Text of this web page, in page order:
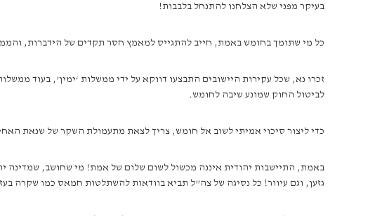
בעיקר מפני שלא הצלחנו להתנחל בלבבות!
כל מי שתומך בחומש באמת, חייב להתגייס למאמץ חסר תקדים של הידברות,
זכרו נא, שכל עקירות היישובים התבצעו דווקא על ידי ממשלות ‘ימין’, בעוד
לביטול החוק שמונע שיבה לחומש.
כדי ליצור סיכוי אמיתי לשוב אל חומש, צריך לצאת מתעמולת השקר של שנאת
באמת, התיישבות יהודית איננה מכשול לשום שלום של אמת! מי שחושב, שמדינה
גזען, וגם עיוור! כל נסיגה של צה”ל תביא בוודאות להשתלטות חמאס כמו שקרה